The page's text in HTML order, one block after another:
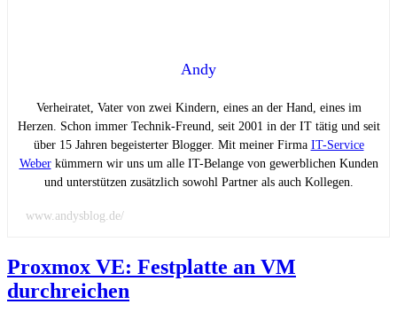
Andy
Verheiratet, Vater von zwei Kindern, eines an der Hand, eines im
Herzen. Schon immer Technik-Freund, seit 2001 in der IT tätig und seit
über 15 Jahren begeisterter Blogger. Mit meiner Firma IT-Service
Weberkümmern wir uns um alle IT-Belange von gewerblichen Kunden
und unterstützen zusätzlich sowohl Partner als auch Kollegen.
www.andysblog.de/
Proxmox VE: Festplatte an VM
durchreichen